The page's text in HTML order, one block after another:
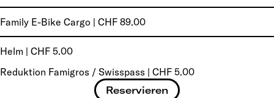
Family E-Bike Cargo | CHF 89.00
Helm | CHF 5.00
Reduktion Famigros / Swisspass | CHF 5.00
Reservieren